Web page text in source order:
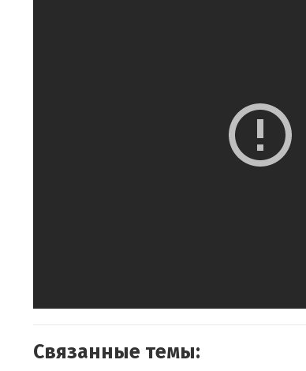
Связанные темы: